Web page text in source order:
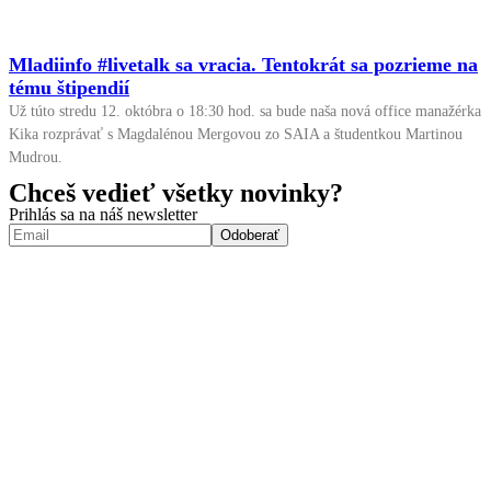
Mladiinfo #livetalk sa vracia. Tentokrát sa pozrieme na
tému štipendií
Už túto stredu 12. októbra o 18:30 hod. sa bude naša nová office manažérka
Kika rozprávať s Magdalénou Mergovou zo SAIA a študentkou Martinou
Mudrou.
Chceš vedieť všetky novinky?
Prihlás sa na náš newsletter